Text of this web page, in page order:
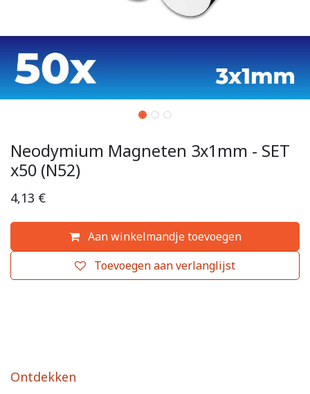
Neodymium Magneten 3x1mm - SET
x50 (N52)
4,13 €
Aan winkelmandje toevoegen
Toevoegen aan verlanglijst
Ontdekken